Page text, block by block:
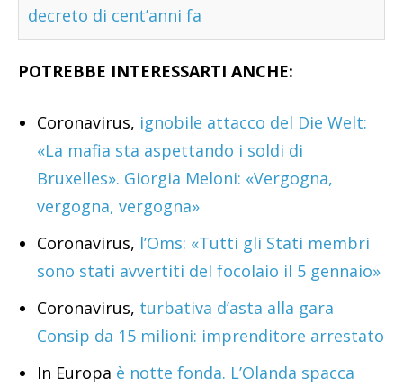
decreto di cent’anni fa
POTREBBE INTERESSARTI ANCHE:
Coronavirus, ignobile attacco del Die Welt:
«La mafia sta aspettando i soldi di
Bruxelles». Giorgia Meloni: «Vergogna,
vergogna, vergogna»
Coronavirus, l’Oms: «Tutti gli Stati membri
sono stati avvertiti del focolaio il 5 gennaio»
Coronavirus, turbativa d’asta alla gara
Consip da 15 milioni: imprenditore arrestato
In Europa è notte fonda. L’Olanda spacca